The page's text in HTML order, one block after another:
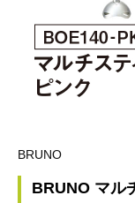
BRUNO
BRUNO マル